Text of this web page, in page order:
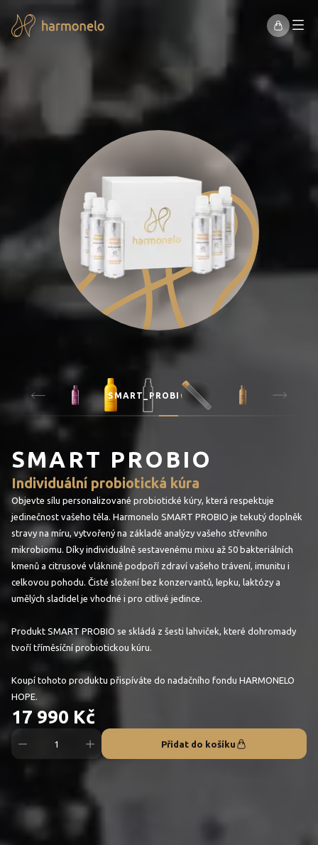
SMART_PROBIO
SMART PROBIO
Individuální probiotická kúra
Objevte sílu personalizované probiotické kúry, která respektuje
jedinečnost vašeho těla. Harmonelo SMART PROBIO je tekutý doplněk
stravy na míru, vytvořený na základě analýzy vašeho střevního
mikrobiomu. Díky individuálně sestavenému mixu až 50 bakteriálních
kmenů a citrusové vláknině podpoří zdraví vašeho trávení, imunitu i
celkovou pohodu. Čisté složení bez konzervantů, lepku, laktózy a
umělých sladidel je vhodné i pro citlivé jedince.
Produkt SMART PROBIO se skládá z šesti lahviček, které dohromady
tvoří tříměsíční probiotickou kúru.
Koupí tohoto produktu přispíváte do nadačního fondu HARMONELO
HOPE.
17 990 Kč
Přidat do košíku